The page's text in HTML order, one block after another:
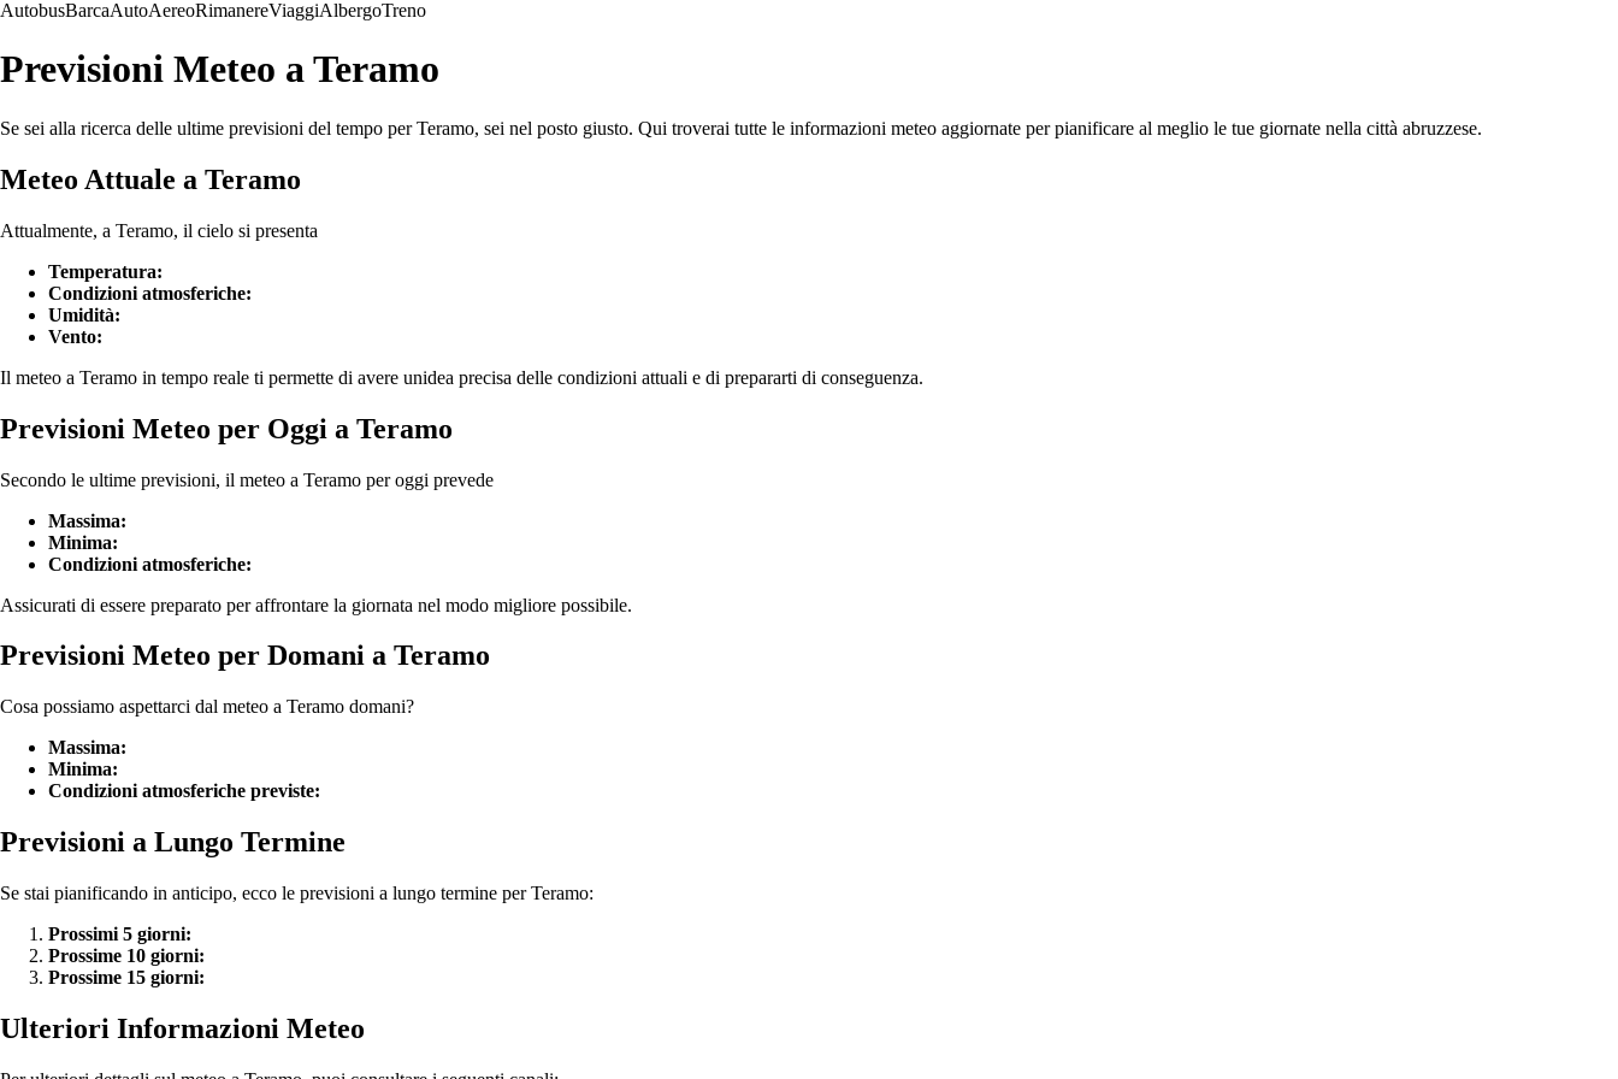
AutobusBarcaAutoAereoRimanereViaggiAlbergoTreno
Previsioni Meteo a Teramo
Se sei alla ricerca delle ultime previsioni del tempo per Teramo, sei nel posto giusto. Qui troverai tutte le informazioni meteo aggiornate per pianificare al meglio le tue giornate nella città abruzzese.
Meteo Attuale a Teramo
Attualmente, a Teramo, il cielo si presenta
Temperatura:
Condizioni atmosferiche:
Umidità:
Vento:
Il meteo a Teramo in tempo reale ti permette di avere unidea precisa delle condizioni attuali e di prepararti di conseguenza.
Previsioni Meteo per Oggi a Teramo
Secondo le ultime previsioni, il meteo a Teramo per oggi prevede
Massima:
Minima:
Condizioni atmosferiche:
Assicurati di essere preparato per affrontare la giornata nel modo migliore possibile.
Previsioni Meteo per Domani a Teramo
Cosa possiamo aspettarci dal meteo a Teramo domani?
Massima:
Minima:
Condizioni atmosferiche previste:
Previsioni a Lungo Termine
Se stai pianificando in anticipo, ecco le previsioni a lungo termine per Teramo:
Prossimi 5 giorni:
Prossime 10 giorni:
Prossime 15 giorni:
Ulteriori Informazioni Meteo